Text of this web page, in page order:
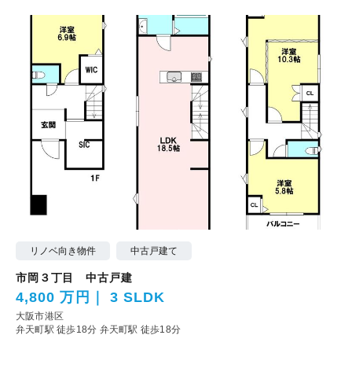
リノベ向き物件 中古戸建て
市岡３丁目 中古戸建
4,800 万円 3 SLDK
大阪市港区
弁天町駅 徒歩18分 弁天町駅 徒歩18分